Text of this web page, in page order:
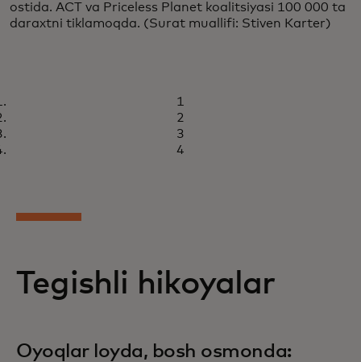
ostida. ACT va Priceless Planet koalitsiyasi 100 000 ta
daraxtni tiklamoqda. (Surat muallifi: Stiven Karter)
1
2
3
4
Tegishli hikoyalar
Oyoqlar loyda, bosh osmonda: